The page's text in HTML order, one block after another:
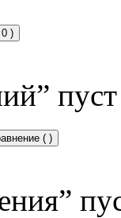
0 )
пуст
( )